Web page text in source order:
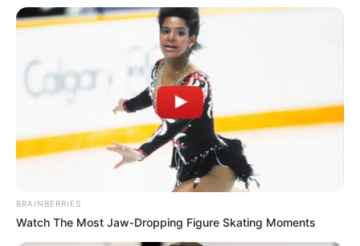
ΣΠΑΜΕ ΤΟ ΜΑΤΡΙΞ – ΤΟ ΒΙΒΛΙΟ
BRAINBERRIES
Watch The Most Jaw‑Dropping Figure Skating Moments